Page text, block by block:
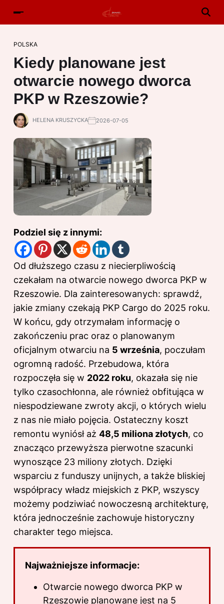
POLSKA
Kiedy planowane jest
otwarcie nowego dworca
PKP w Rzeszowie?
HELENA KRUSZYCKA 2026-07-05
Podziel się z innymi:
Od dłuższego czasu z niecierpliwością
czekałam na otwarcie nowego dworca PKP w
Rzeszowie. Dla zainteresowanych: sprawdź,
jakie zmiany czekają PKP Cargo do 2025 roku.
W końcu, gdy otrzymałam informację o
zakończeniu prac oraz o planowanym
oficjalnym otwarciu na 5 września, poczułam
ogromną radość. Przebudowa, która
rozpoczęła się w 2022 roku, okazała się nie
tylko czasochłonna, ale również obfitująca w
niespodziewane zwroty akcji, o których wielu
z nas nie miało pojęcia. Ostateczny koszt
remontu wyniósł aż 48,5 miliona złotych, co
znacząco przewyższa pierwotne szacunki
wynoszące 23 miliony złotych. Dzięki
wsparciu z funduszy unijnych, a także bliskiej
współpracy władz miejskich z PKP, wszyscy
możemy podziwiać nowoczesną architekturę,
która jednocześnie zachowuje historyczny
charakter tego miejsca.
Najważniejsze informacje:
Otwarcie nowego dworca PKP w
Rzeszowie planowane jest na 5